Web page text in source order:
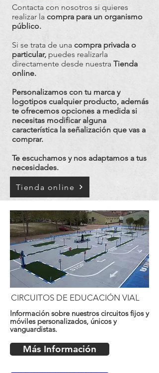
Contacta con nosotros si quieres
realizar la compra para un organismo
público.
Si se trata de una compra privada o
particular, puedes realizarla
directamente desde nuestra Tienda
online.
Personalizamos con tu marca y
logotipos cualquier producto, además
te ofrecemos opciones a medida si
necesitas modificar alguna
característica la señalización que vas a
comprar.
Te escuchamos y nos adaptamos a tus
necesidades.
Tienda online
CIRCUITOS DE EDUCACIÓN VIAL
Información sobre nuestros circuitos fijos y
móviles personalizados, únicos y
vanguardistas.
Más Información